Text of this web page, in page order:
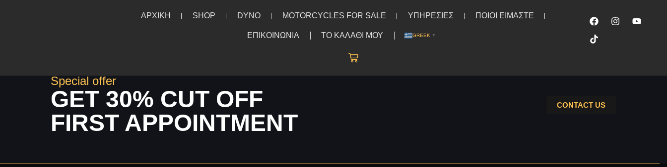
ΑΡΧΙΚΗ SHOP DYNO MOTORCYCLES FOR SALE ΥΠΗΡΕΣΙΕΣ ΠΟΙΟΙ ΕΙΜΑΣΤΕ
ΕΠΙΚΟΙΝΩΝΙΑ ΤΟ ΚΑΛΑΘΙ ΜΟΥ GREEK ▼
Special offer
GET 30% CUT OFF
FIRST APPOINTMENT
CONTACT US